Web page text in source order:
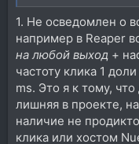
слушаем
идет на выходы 3,4
выводится в
рациональную
1. Не осведомлен о
например в Reaper
на любой выход +
частоту клика 1
ms. Это я к тому,
лишняя в проекте,
наличие не
клика или хостом